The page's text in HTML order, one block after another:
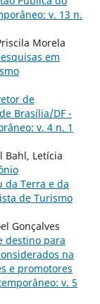
v. 13 n.
Morela
em
de
Brasília/DF -
v. 4 n. 1
Bahl, Letícia
da Terra e da
de Turismo
Gonçalves
destino para
na
e promotores
v. 5